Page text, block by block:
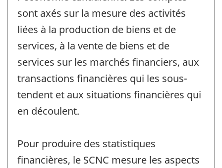
sont axés sur la mesure des activités
liées à la production de biens et de
services, à la vente de biens et de
services sur les marchés financiers, aux
transactions financières qui les sous-
tendent et aux situations financières qui
en découlent.
Pour produire des statistiques
financières, le SCNC mesure les aspects